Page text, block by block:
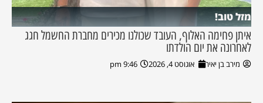
מזל טוב!
איתן פחימה האלוף, העובד שכולנו מכירים מחברת החשמל חגג
לאחרונה את יום הולדתו
מירב בן יאיר אוגוסט 4, 2026 9:46 pm